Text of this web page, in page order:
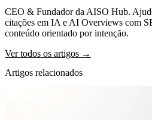
CEO & Fundador da AISO Hub.
citações em IA e AI Overviews com
conteúdo orientado por intenção.
Ver todos os artigos →
Artigos relacionados